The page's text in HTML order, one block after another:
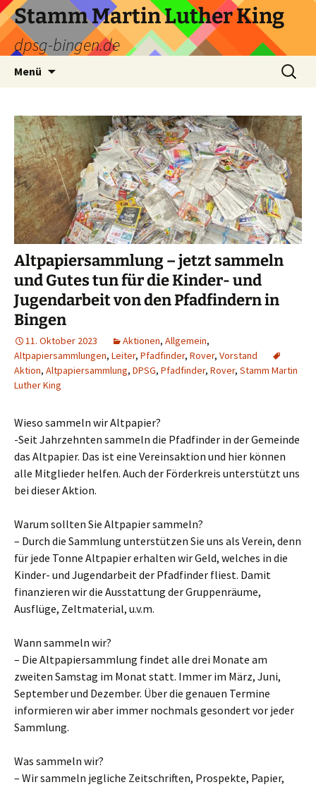
Zum
Inhalt
springen
Stamm Martin Luther King
dpsg-bingen.de
Menü
Suchen
nach:
Altpapiersammlung – jetzt sammeln
und Gutes tun für die Kinder- und
Jugendarbeit von den Pfadfindern in
Bingen
11. Oktober 2023 Aktionen, Allgemein,
Altpapiersammlungen, Leiter, Pfadfinder, Rover, Vorstand
Aktion, Altpapiersammlung, DPSG, Pfadfinder, Rover, Stamm Martin
Luther King
Wieso sammeln wir Altpapier?
-Seit Jahrzehnten sammeln die Pfadfinder in der Gemeinde
das Altpapier. Das ist eine Vereinsaktion und hier können
alle Mitglieder helfen. Auch der Förderkreis unterstützt uns
bei dieser Aktion.
Warum sollten Sie Altpapier sammeln?
– Durch die Sammlung unterstützen Sie uns als Verein, denn
für jede Tonne Altpapier erhalten wir Geld, welches in die
Kinder- und Jugendarbeit der Pfadfinder fliest. Damit
finanzieren wir die Ausstattung der Gruppenräume,
Ausflüge, Zeltmaterial, u.v.m.
Wann sammeln wir?
– Die Altpapiersammlung findet alle drei Monate am
zweiten Samstag im Monat statt. Immer im März, Juni,
September und Dezember. Über die genauen Termine
informieren wir aber immer nochmals gesondert vor jeder
Sammlung.
Was sammeln wir?
– Wir sammeln jegliche Zeitschriften, Prospekte, Papier,